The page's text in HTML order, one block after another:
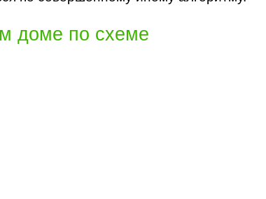
доме по схеме